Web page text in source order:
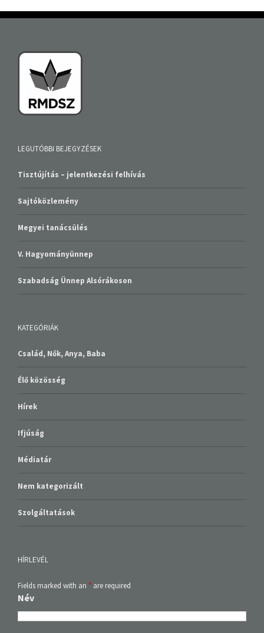
LEGUTÓBBI BEJEGYZÉSEK
Tisztújítás – jelentkezési felhívás
Sajtóközlemény
Megyei tanácsülés
V. Hagyományünnep
Szabadság Ünnep Alsórákoson
KATEGÓRIÁK
Család, Nők, Anya, Baba
Élő közösség
Hírek
Ifjúság
Médiatár
Nem kategorizált
Szolgáltatások
HÍRLEVÉL
Fields marked with an * are required
Név